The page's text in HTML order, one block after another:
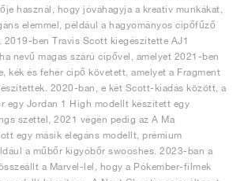
használ, hogy jóváhagyja a kreatív munkákat,
elemmel, például a hagyományos cipőfűző
2019-ben Travis Scott kiegészítette AJ1
nevű magas szárú cipővel, amelyet 2021-ben
kék és fehér cipő követett, amelyet a Fragment
2020-ban, e két Scott-kiadás között, a
egy Jordan 1 High modellt készített egy
szettel, 2021 végén pedig az A Ma
egy másik elegáns modellt, prémium
a műbőr kígyóbőr swooshes. 2023-ban a
a Marvel-lel, hogy a Pókember-filmek